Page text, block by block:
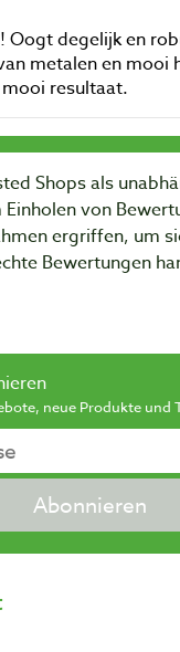
Shops als
von
ergriffen, um
Bewertungen
neue Produkte und
Abonnieren